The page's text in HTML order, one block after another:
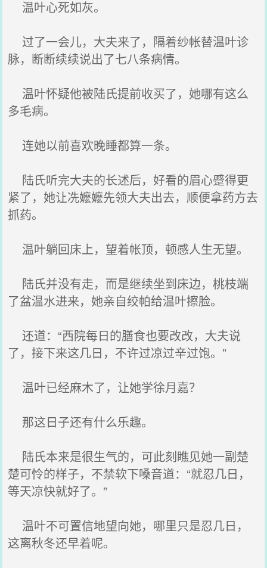
温叶心死如灰。
过了一会儿，大夫来了，隔着纱帐替温叶诊
脉，断断续续说出了七八条病情。
温叶怀疑他被陆氏提前收买了，她哪有这么
多毛病。
连她以前喜欢晚睡都算一条。
陆氏听完大夫的长述后，好看的眉心蹙得更
紧了，她让冼嬷嬷先领大夫出去，顺便拿药方去
抓药。
温叶躺回床上，望着帐顶，顿感人生无望。
陆氏并没有走，而是继续坐到床边，桃枝端
了盆温水进来，她亲自绞帕给温叶擦脸。
还道：“西院每日的膳食也要改改，大夫说
了，接下来这几日，不许过凉过辛过饱。”
温叶已经麻木了，让她学徐月嘉？
那这日子还有什么乐趣。
陆氏本来是很生气的，可此刻瞧见她一副楚
楚可怜的样子，不禁软下嗓音道：“就忍几日，
等天凉快就好了。”
温叶不可置信地望向她，哪里只是忍几日，
这离秋冬还早着呢。